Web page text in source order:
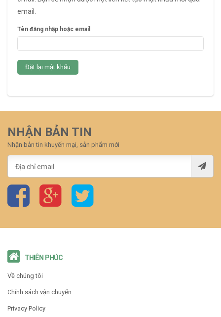
email.
Tên đăng nhập hoặc email
Đặt lại mật khẩu
NHẬN BẢN TIN
Nhận bản tin khuyến mại, sản phẩm mới
THIÊN PHÚC
Về chúng tôi
Chính sách vận chuyển
Privacy Policy